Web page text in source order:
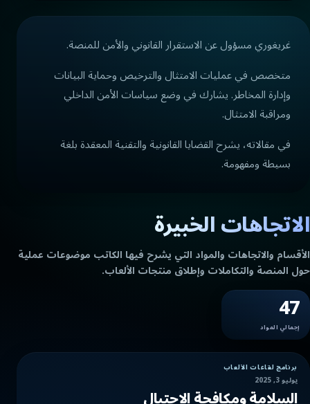
غريغوري مسؤول عن الاستقرار القانوني والأمن للمنصة.
متخصص في عمليات الامتثال والترخيص وحماية البيانات
وإدارة المخاطر. يشارك في وضع سياسات الأمن الداخلي
ومراقبة الامتثال.
في مقالاته، يشرح القضايا القانونية والتقنية المعقدة بلغة
بسيطة ومفهومة.
الاتجاهات الخبيرة
الأقسام والاتجاهات والمواد التي يشرح فيها الكاتب موضوعات عملية
حول المنصة والتكاملات وإطلاق منتجات الألعاب.
47
إجمالي المواد
برنامج لقاعات الألعاب
يوليو 3, 2025